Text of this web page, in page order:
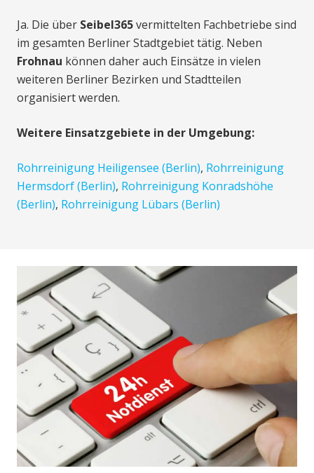
Ja. Die über Seibel365vermittelten Fachbetriebe sind
im gesamten Berliner Stadtgebiet tätig. Neben
Frohnau können daher auch Einsätze in vielen
weiteren Berliner Bezirken und Stadtteilen
organisiert werden.
Weitere Einsatzgebiete in der Umgebung:
Rohrreinigung Heiligensee (Berlin), Rohrreinigung
Hermsdorf (Berlin), Rohrreinigung Konradshöhe
(Berlin), Rohrreinigung Lübars (Berlin)